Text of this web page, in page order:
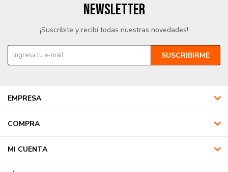
EMPRESA
COMPRA
MI CUENTA
NEWSLETTER
¡Suscribite y recibí todas nuestras novedades!
SUSCRIBIRME